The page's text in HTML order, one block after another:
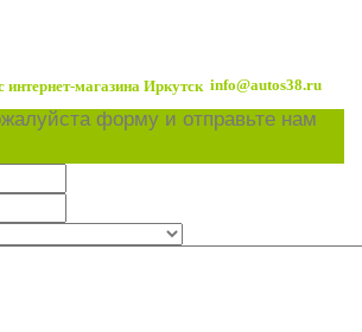
info@autos38.ru
форму и отправьте нам